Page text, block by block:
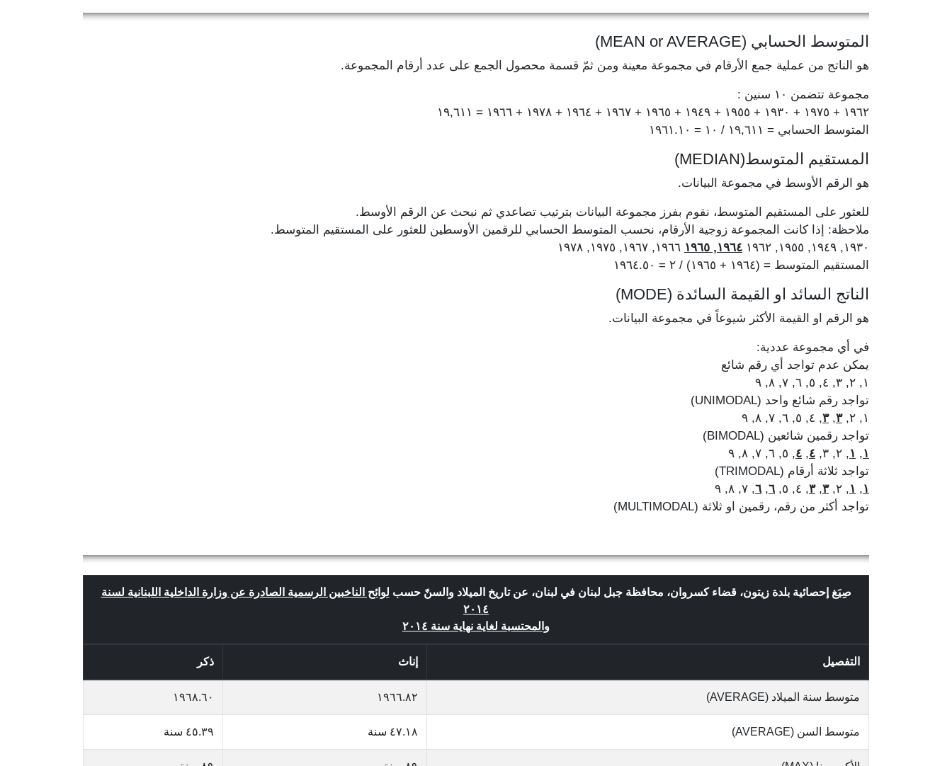
المتوسط الحسابي (MEAN or AVERAGE)
هو الناتج من عملية جمع الأرقام في مجموعة معينة ومن ثمّ قسمة محصول الجمع على عدد أرقام المجموعة.
مجموعة تتضمن ١٠ سنين :
١٩٦٢ + ١٩٧٥ + ١٩٣٠ + ١٩٥٥ + ١٩٤٩ + ١٩٦٥ + ١٩٦٧ + ١٩٦٤ + ١٩٧٨ + ١٩٦٦ = ١٩,٦١١
المتوسط الحسابي = ١٩,٦١١ / ١٠ = ١٩٦١.١٠
المستقيم المتوسط(MEDIAN)
هو الرقم الأوسط في مجموعة البيانات.
للعثور على المستقيم المتوسط، نقوم بفرز مجموعة البيانات بترتيب تصاعدي ثم نبحث عن الرقم الأوسط.
ملاحظة: إذا كانت المجموعة زوجية الأرقام، نحسب المتوسط الحسابي للرقمين الأوسطين للعثور على المستقيم المتوسط.
١٩٣٠, ١٩٤٩, ١٩٥٥, ١٩٦٢
١٩٦٤, ١٩٦٥
المستقيم المتوسط = (١٩٦٤ + ١٩٦٥) / ٢ = ١٩٦٤.٥٠
الناتج السائد او القيمة السائدة (MODE)
هو الرقم او القيمة الأكثر شيوعاً في مجموعة البيانات.
في أي مجموعة عددية:
يمكن عدم تواجد أي رقم شائع
١, ٢, ٣, ٤, ٥, ٦, ٧, ٨, ٩
تواجد رقم شائع واحد (UNIMODAL)
١, ٢,
٣,٣, ٤, ٥, ٦, ٧, ٨, ٩
تواجد رقمين شائعين (BIMODAL)
١, ١, ٢, ٣, ٤, ٤, ٥, ٦, ٧, ٨, ٩
تواجد ثلاثة أرقام (TRIMODAL)
١, ١, ٢, ٣,٣, ٤, ٥, ٦, ٦, ٧, ٨, ٩
تواجد أكثر من رقم، رقمين او ثلاثة (MULTIMODAL)
صِيَغ إحصائية بلدة زيتون، قضاء كسروان، محافظة جبل لبنان في لبنان، عن تاريخ الميلاد والسنّ حسب لوائح الناخبين الرسمية الصادرة عن وزارة الداخلية اللبنانية لسنة
٢٠١٤
والمحتسبة لغاية نهاية سنة ٢٠١٤
التفصيل إناث ذكر
متوسط سنة الميلاد (AVERAGE) ١٩٦٦.٨٢ ١٩٦٨.٦٠
متوسط السن (AVERAGE) ٤٧.١٨ سنة ٤٥.٣٩ سنة